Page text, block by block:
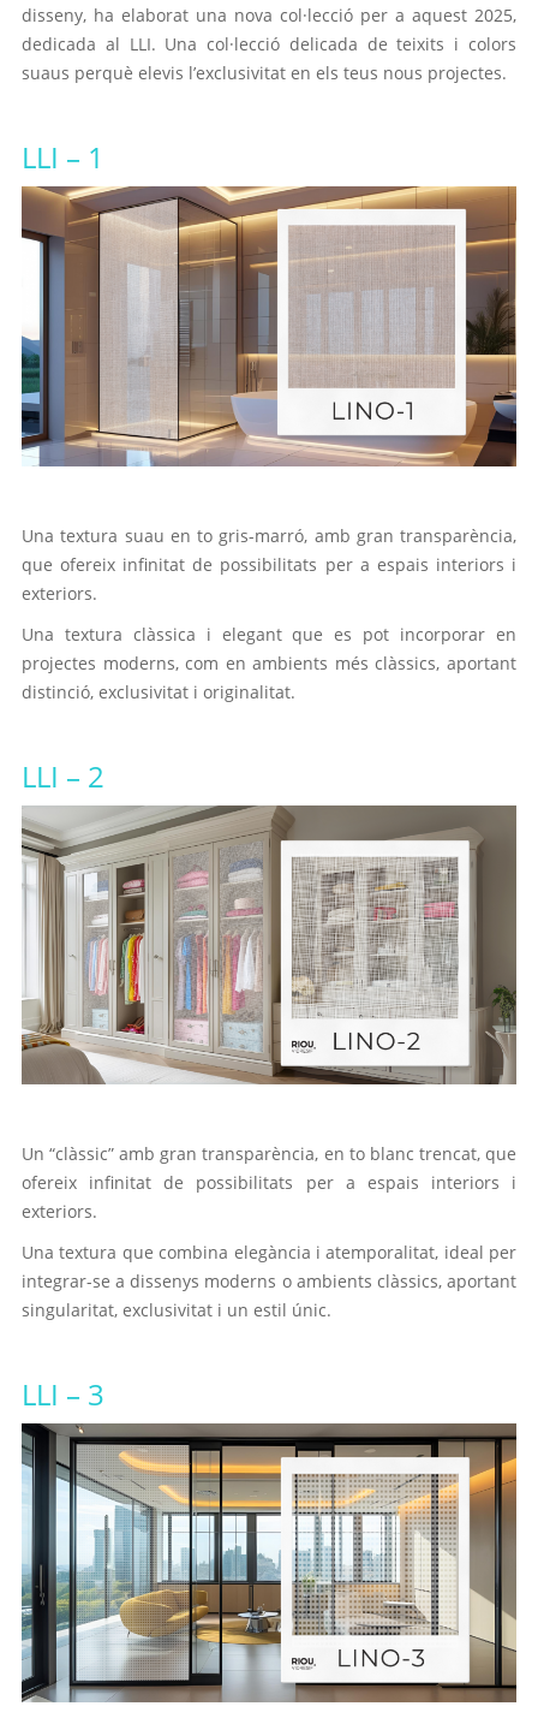
disseny, ha elaborat una nova col·lecció per a aquest 2025,
dedicada al LLI. Una col·lecció delicada de teixits i colors
suaus perquè elevis l’exclusivitat en els teus nous projectes.
LLI – 1
Una textura suau en to gris-marró, amb gran transparència,
que ofereix infinitat de possibilitats per a espais interiors i
exteriors.
Una textura clàssica i elegant que es pot incorporar en
projectes moderns, com en ambients més clàssics, aportant
distinció, exclusivitat i originalitat.
LLI – 2
Un “clàssic” amb gran transparència, en to blanc trencat, que
ofereix infinitat de possibilitats per a espais interiors i
exteriors.
Una textura que combina elegància i atemporalitat, ideal per
integrar-se a dissenys moderns o ambients clàssics, aportant
singularitat, exclusivitat i un estil únic.
LLI – 3